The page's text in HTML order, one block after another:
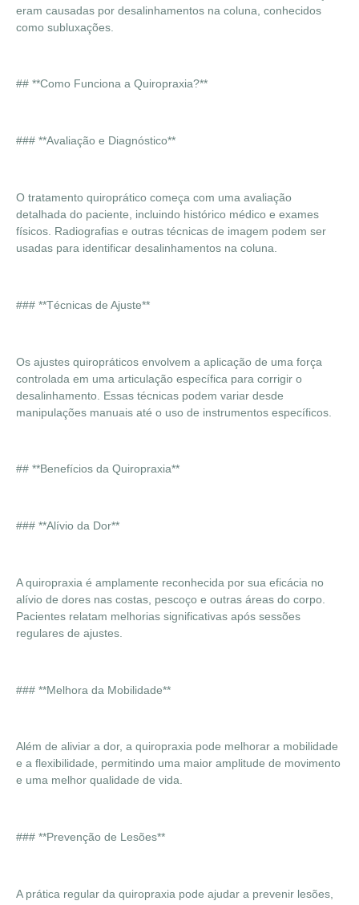
eram causadas por desalinhamentos na coluna, conhecidos
como subluxações.
## **Como Funciona a Quiropraxia?**
### **Avaliação e Diagnóstico**
O tratamento quiroprático começa com uma avaliação
detalhada do paciente, incluindo histórico médico e exames
físicos. Radiografias e outras técnicas de imagem podem ser
usadas para identificar desalinhamentos na coluna.
### **Técnicas de Ajuste**
Os ajustes quiropráticos envolvem a aplicação de uma força
controlada em uma articulação específica para corrigir o
desalinhamento. Essas técnicas podem variar desde
manipulações manuais até o uso de instrumentos específicos.
## **Benefícios da Quiropraxia**
### **Alívio da Dor**
A quiropraxia é amplamente reconhecida por sua eficácia no
alívio de dores nas costas, pescoço e outras áreas do corpo.
Pacientes relatam melhorias significativas após sessões
regulares de ajustes.
### **Melhora da Mobilidade**
Além de aliviar a dor, a quiropraxia pode melhorar a mobilidade
e a flexibilidade, permitindo uma maior amplitude de movimento
e uma melhor qualidade de vida.
### **Prevenção de Lesões**
A prática regular da quiropraxia pode ajudar a prevenir lesões,